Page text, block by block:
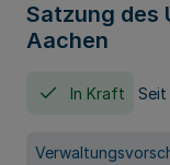
Satzung des
Aachen
In Kraft Seit